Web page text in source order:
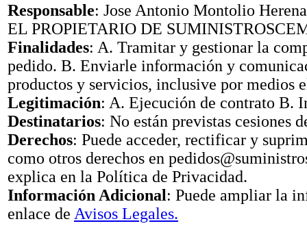
Responsable: Jose Antonio Montolio
EL PROPIETARIO DE
Finalidades: A. Tramitar y gestionar la
pedido. B. Enviarle información y
productos y servicios, inclusive por medios
Legitimación: A. Ejecución de contrato B.
Destinatarios: No están previstas cesiones
Derechos: Puede acceder, rectificar y
como otros derechos en
explica en la Política de Privacidad.
Información Adicional: Puede ampliar la
enlace de Avisos Legales.